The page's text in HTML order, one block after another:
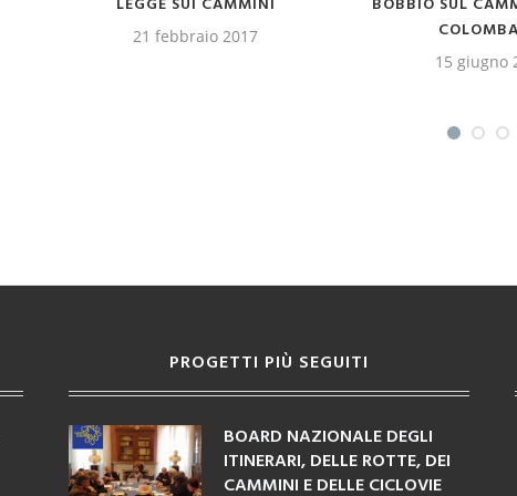
22 gennaio 2019
ITALIA PONTE
PROGETTI PIÙ SEGUITI
BOARD NAZIONALE DEGLI
ITINERARI, DELLE ROTTE, DEI
CAMMINI E DELLE CICLOVIE